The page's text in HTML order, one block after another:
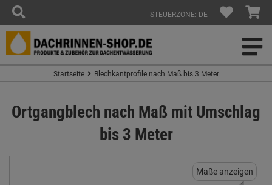
STEUERZONE: DE
Startseite Blechkantprofile nach Maß bis 3 Meter
Ortgangblech nach Maß mit Umschlag
bis 3 Meter
Maße anzeigen